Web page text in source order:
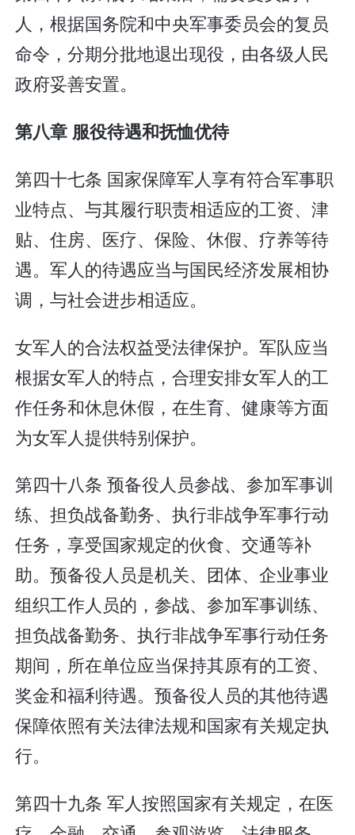
人，根据国务院和中央军事委员会的复员
命令，分期分批地退出现役，由各级人民
政府妥善安置。
第八章 服役待遇和抚恤优待
第四十七条 国家保障军人享有符合军事职
业特点、与其履行职责相适应的工资、津
贴、住房、医疗、保险、休假、疗养等待
遇。军人的待遇应当与国民经济发展相协
调，与社会进步相适应。
女军人的合法权益受法律保护。军队应当
根据女军人的特点，合理安排女军人的工
作任务和休息休假，在生育、健康等方面
为女军人提供特别保护。
第四十八条 预备役人员参战、参加军事训
练、担负战备勤务、执行非战争军事行动
任务，享受国家规定的伙食、交通等补
助。预备役人员是机关、团体、企业事业
组织工作人员的，参战、参加军事训练、
担负战备勤务、执行非战争军事行动任务
期间，所在单位应当保持其原有的工资、
奖金和福利待遇。预备役人员的其他待遇
保障依照有关法律法规和国家有关规定执
行。
第四十九条 军人按照国家有关规定，在医